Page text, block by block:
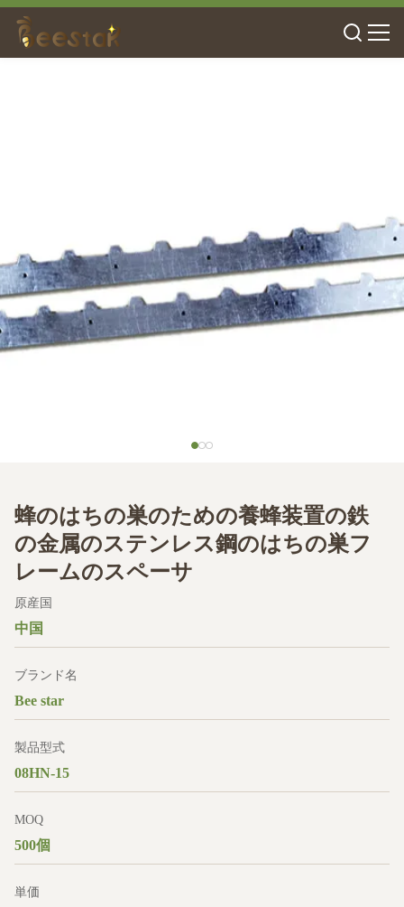
蜂のはちの巣のための養蜂装置の鉄
の金属のステンレス鋼のはちの巣フ
レームのスペーサ
原産国
中国
ブランド名
Bee star
製品型式
08HN-15
MOQ
500個
単価